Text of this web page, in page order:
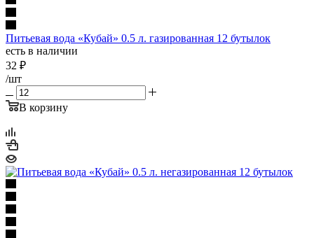
Питьевая вода «Кубай» 0.5 л. газированная 12 бутылок
есть в наличии
32 ₽
/шт
В корзину